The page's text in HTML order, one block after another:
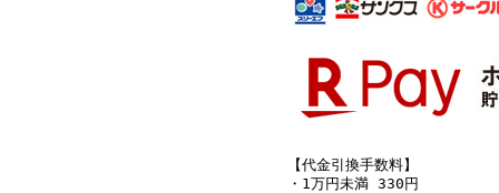
【代金引換手数料】
・1万円未満 330円